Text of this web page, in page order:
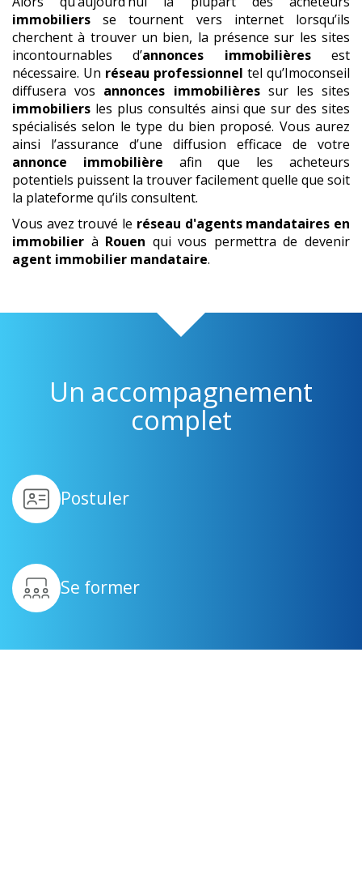
immobiliers se tournent vers internet lorsqu’ils
cherchent à trouver un bien, la présence sur les sites
incontournables d’annonces immobilièresest
nécessaire. Un réseau professionnel tel qu’Imoconseil
diffusera vos annonces immobilièressur les sites
immobiliers les plus consultés ainsi que sur des sites
spécialisés selon le type du bien proposé. Vous aurez
ainsi l’assurance d’une diffusion efficace de votre
annonce immobilière afin que les acheteurs
potentiels puissent la trouver facilement quelle que soit
la plateforme qu’ils consultent.
Vous avez trouvé le réseau d'agents mandataires en
immobilier à Rouen qui vous permettra de devenir
agent immobilier mandataire.
Un accompagnement
complet
Postuler
Se former